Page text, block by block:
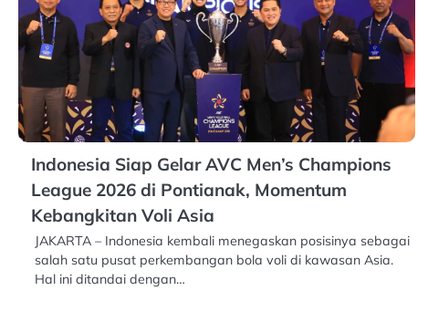
Indonesia Siap Gelar AVC Men’s Champions
League 2026 di Pontianak, Momentum
Kebangkitan Voli Asia
JAKARTA – Indonesia kembali menegaskan posisinya sebagai
salah satu pusat perkembangan bola voli di kawasan Asia.
Hal ini ditandai dengan…